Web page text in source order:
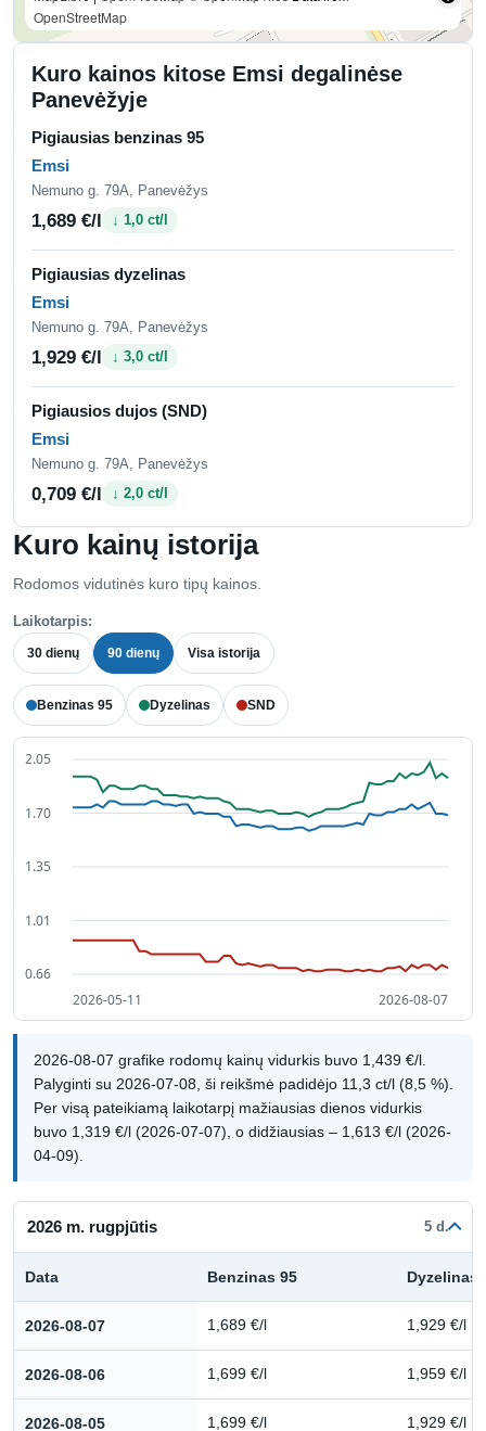
Kuro kainų istorija
Rodomos vidutinės kuro tipų kainos.
Laikotarpis:
30 dienų 90 dienų Visa istorija
Benzinas 95 Dyzelinas SND
2026-08-07 grafike rodomų kainų vidurkis buvo 1,439 €/l.
Palyginti su 2026-07-08, ši reikšmė padidėjo 11,3 ct/l (8,5 %).
Per visą pateikiamą laikotarpį mažiausias dienos vidurkis
buvo 1,319 €/l (2026-07-07), o didžiausias – 1,613 €/l (2026-
04-09).
2026 m. rugpjūtis 5 d.
Data Benzinas 95 Dyzelinas
2026-08-07 1,689 €/l 1,929 €/l
2026-08-06 1,699 €/l 1,959 €/l
2026-08-05 1,699 €/l 1,929 €/l
OpenStreetMap
Kuro kainos kitose Emsi degalinėse
Panevėžyje
Pigiausias benzinas 95
Emsi
Nemuno g. 79A, Panevėžys
1,689 €/l ↓ 1,0 ct/l
Pigiausias dyzelinas
Emsi
Nemuno g. 79A, Panevėžys
1,929 €/l ↓ 3,0 ct/l
Pigiausios dujos (SND)
Emsi
Nemuno g. 79A, Panevėžys
0,709 €/l ↓ 2,0 ct/l